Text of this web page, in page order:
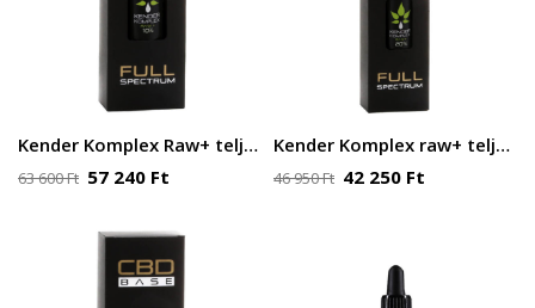
Kender Komplex Raw+ teljes spektrumú CBD olaj 10% 30ml 3000 mg
63 600Ft 57 240 Ft
Kender Komplex raw+ teljes spektrumú CBD olaj 20% 10ml 2000 mg
46 950Ft 42 250 Ft